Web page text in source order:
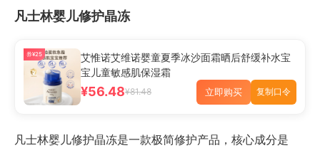
凡士林婴儿修护晶冻
券¥25
艾惟诺艾维诺婴童夏季冰沙面霜晒后舒缓补水宝
宝儿童敏感肌保湿霜
¥56.48¥81.48 立即购买 复制口令
凡士林婴儿修护晶冻是一款极简修护产品，核心成分是